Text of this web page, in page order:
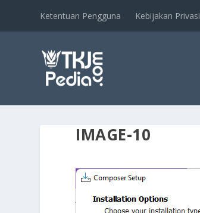
Ketentuan Pengguna Kebijakan Privasi
IMAGE-10